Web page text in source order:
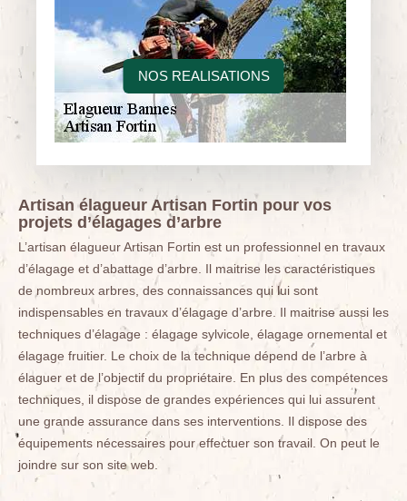
NOS REALISATIONS
Artisan élagueur Artisan Fortin pour vos
projets d’élagages d’arbre
L’artisan élagueur Artisan Fortin est un professionnel en travaux
d’élagage et d’abattage d’arbre. Il maitrise les caractéristiques
de nombreux arbres, des connaissances qui lui sont
indispensables en travaux d’élagage d’arbre. Il maitrise aussi les
techniques d’élagage : élagage sylvicole, élagage ornemental et
élagage fruitier. Le choix de la technique dépend de l’arbre à
élaguer et de l’objectif du propriétaire. En plus des compétences
techniques, il dispose de grandes expériences qui lui assurent
une grande assurance dans ses interventions. Il dispose des
équipements nécessaires pour effectuer son travail. On peut le
joindre sur son site web.